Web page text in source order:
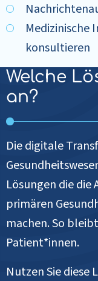
Medizinische
konsultieren
Welche
an?
Die digitale
Lösungen die die
primären
machen. So
Patient*innen.
Nutzen Sie diese